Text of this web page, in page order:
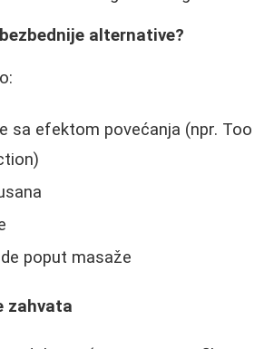
alternative?
sa efektom povećanja (npr. Too
poput masaže
zahvata